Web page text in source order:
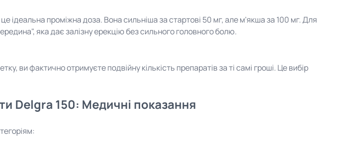
ідеальна проміжна доза. Вона сильніша за стартові 50 мг, але м'якша за 100 мг. Для
яка дає залізну ерекцію без сильного головного болю.
ви фактично отримуєте подвійну кількість препаратів за ті самі гроші. Це вибір
Delgra 150: Медичні показання